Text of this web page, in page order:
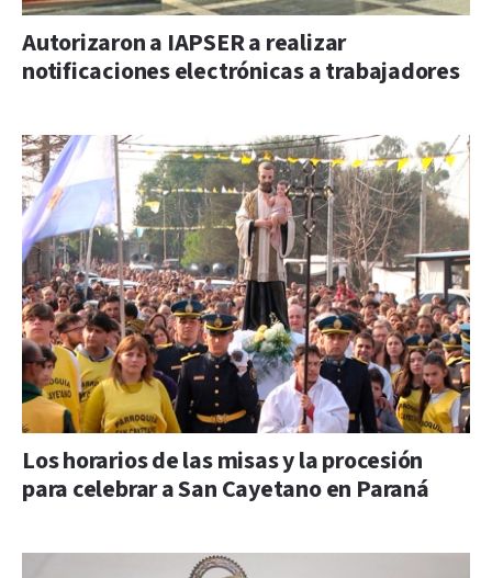
Autorizaron a IAPSER a realizar
notificaciones electrónicas a trabajadores
Los horarios de las misas y la procesión
para celebrar a San Cayetano en Paraná